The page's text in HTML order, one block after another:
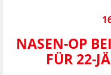
NASEN-OP
FÜR 22-